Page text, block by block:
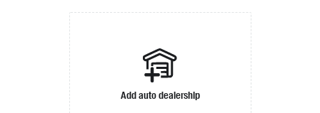
Add auto dealership